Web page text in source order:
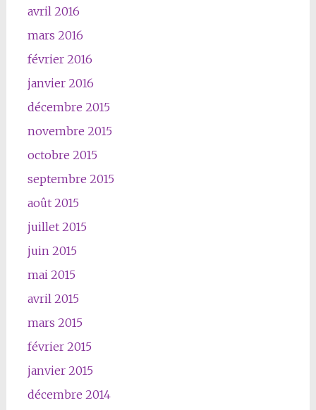
avril 2016
mars 2016
février 2016
janvier 2016
décembre 2015
novembre 2015
octobre 2015
septembre 2015
août 2015
juillet 2015
juin 2015
mai 2015
avril 2015
mars 2015
février 2015
janvier 2015
décembre 2014